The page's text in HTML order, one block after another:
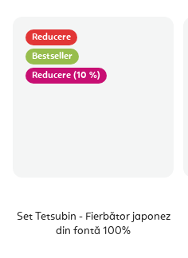
Reducere
Bestseller
(10 %)
Set Tetsubin - Fierbător japonez
din fontă 100%